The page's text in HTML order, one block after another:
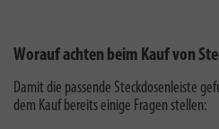
Worauf achten beim Kauf von
Damit die passende Steckdosenleiste
dem Kauf bereits einige Fragen stellen: